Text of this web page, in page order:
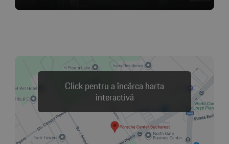
Click pentru a încărca harta
interactivă